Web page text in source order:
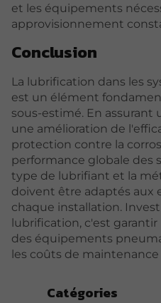
Catégories
et les équipements
approvisionnement
Conclusion
La lubrification dans les
est un élément
sous-estimé. En assurant
une amélioration de
protection contre la
performance globale des
type de lubrifiant et la
doivent être adaptés aux
chaque installation.
lubrification, c'est garantir
des équipements
les coûts de